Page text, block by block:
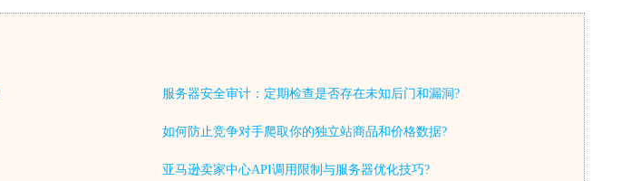
服务器安全审计：定期检查是否存在未知后门和漏洞?
如何防止竞争对手爬取你的独立站商品和价格数据?
亚马逊卖家中心API调用限制与服务器优化技巧?